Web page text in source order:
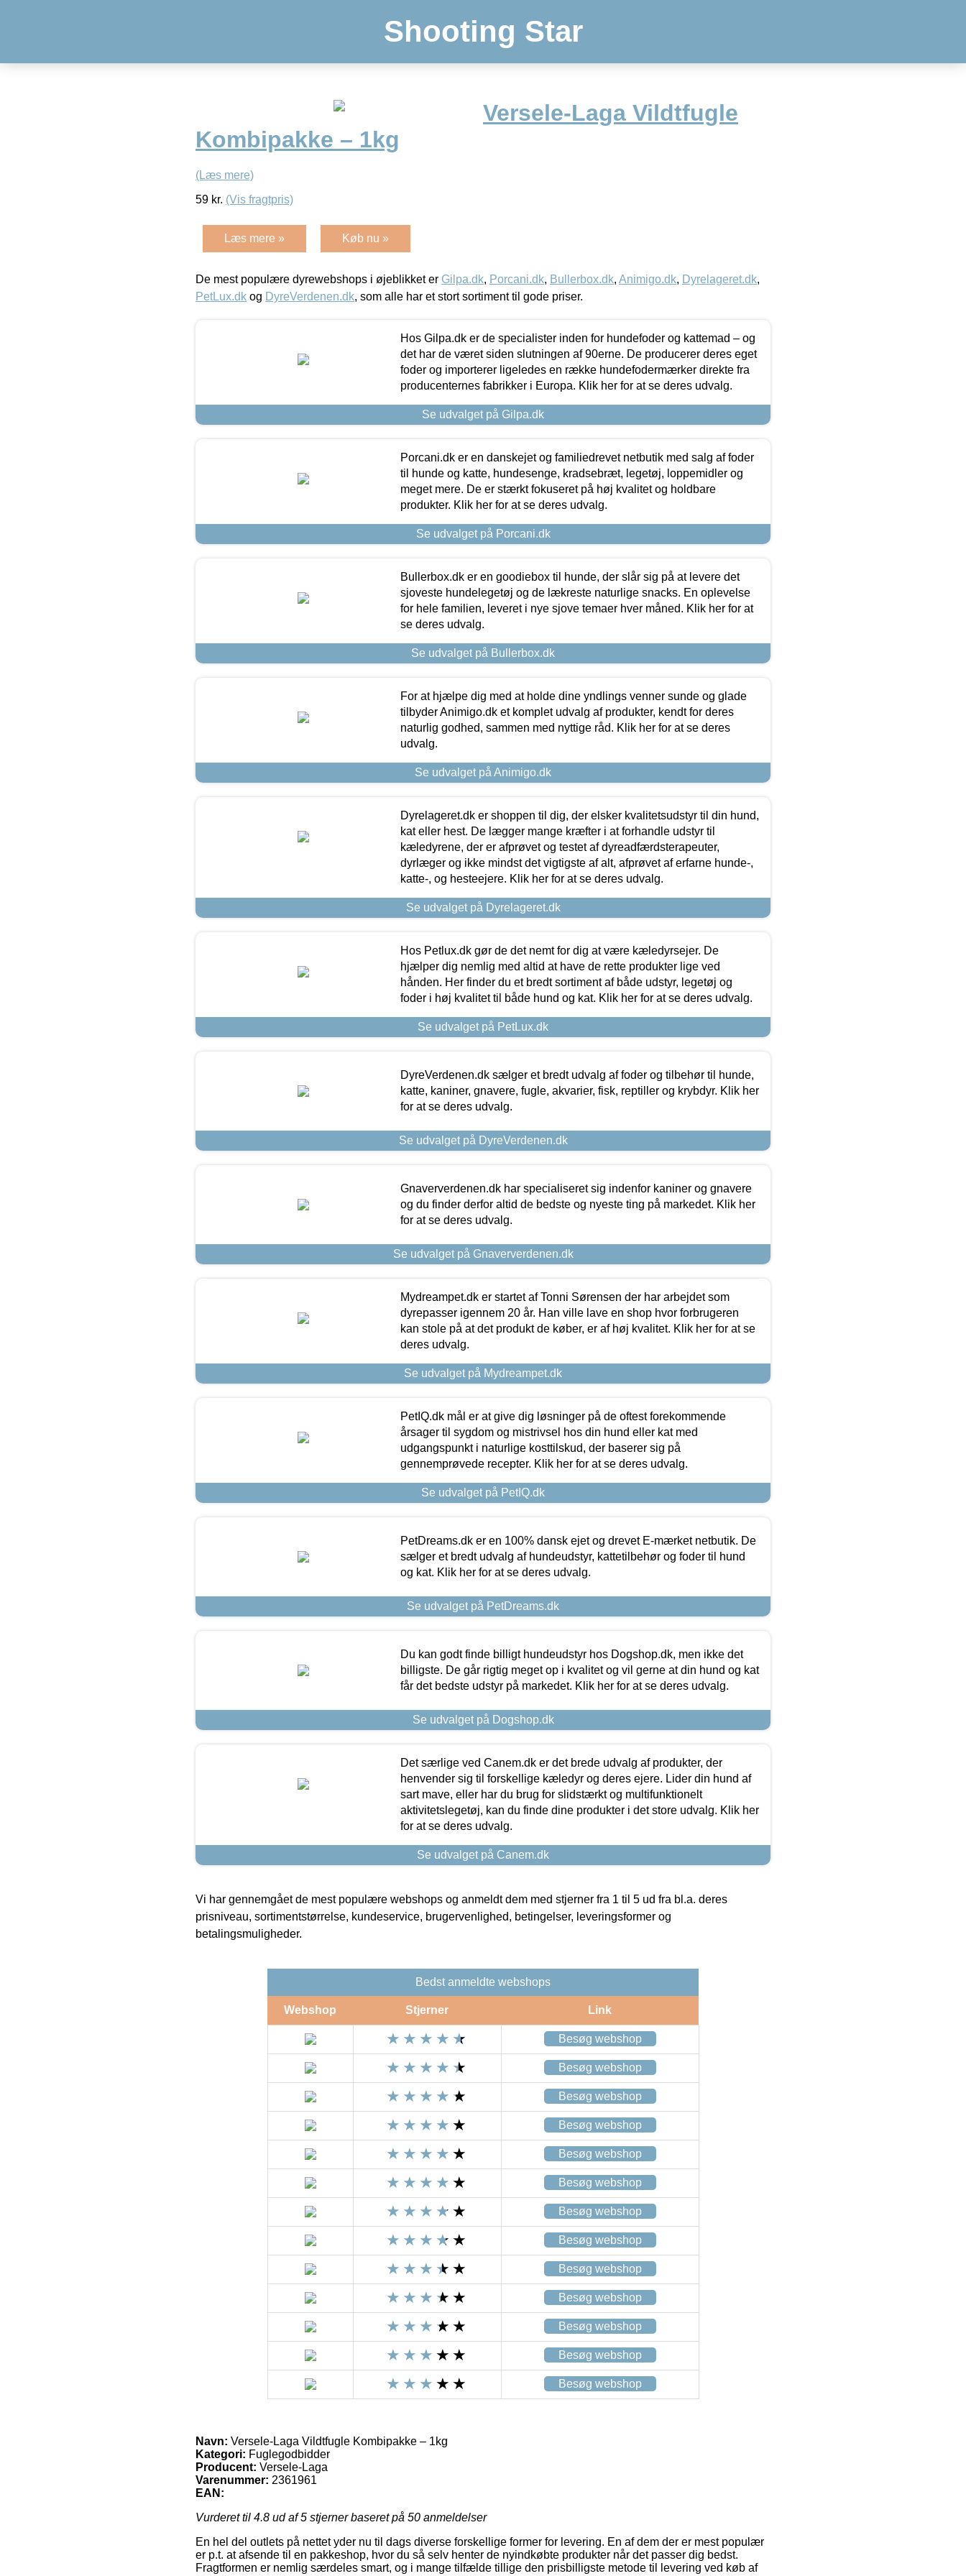
Shooting Star
Versele-Laga Vildtfugle
Kombipakke – 1kg
(Læs mere)
59 kr. (Vis fragtpris)
Læs mere » Køb nu »
De mest populære dyrewebshops i øjeblikket er Gilpa.dk, Porcani.dk, Bullerbox.dk, Animigo.dk, Dyrelageret.dk,
PetLux.dk og DyreVerdenen.dk, som alle har et stort sortiment til gode priser.
Hos Gilpa.dk er de specialister inden for hundefoder og kattemad – og
det har de været siden slutningen af 90erne. De producerer deres eget
foder og importerer ligeledes en række hundefodermærker direkte fra
producenternes fabrikker i Europa. Klik her for at se deres udvalg.
Se udvalget på Gilpa.dk
Porcani.dk er en danskejet og familiedrevet netbutik med salg af foder
til hunde og katte, hundesenge, kradsebræt, legetøj, loppemidler og
meget mere. De er stærkt fokuseret på høj kvalitet og holdbare
produkter. Klik her for at se deres udvalg.
Se udvalget på Porcani.dk
Bullerbox.dk er en goodiebox til hunde, der slår sig på at levere det
sjoveste hundelegetøj og de lækreste naturlige snacks. En oplevelse
for hele familien, leveret i nye sjove temaer hver måned. Klik her for at
se deres udvalg.
Se udvalget på Bullerbox.dk
For at hjælpe dig med at holde dine yndlings venner sunde og glade
tilbyder Animigo.dk et komplet udvalg af produkter, kendt for deres
naturlig godhed, sammen med nyttige råd. Klik her for at se deres
udvalg.
Se udvalget på Animigo.dk
Dyrelageret.dk er shoppen til dig, der elsker kvalitetsudstyr til din hund,
kat eller hest. De lægger mange kræfter i at forhandle udstyr til
kæledyrene, der er afprøvet og testet af dyreadfærdsterapeuter,
dyrlæger og ikke mindst det vigtigste af alt, afprøvet af erfarne hunde-,
katte-, og hesteejere. Klik her for at se deres udvalg.
Se udvalget på Dyrelageret.dk
Hos Petlux.dk gør de det nemt for dig at være kæledyrsejer. De
hjælper dig nemlig med altid at have de rette produkter lige ved
hånden. Her finder du et bredt sortiment af både udstyr, legetøj og
foder i høj kvalitet til både hund og kat. Klik her for at se deres udvalg.
Se udvalget på PetLux.dk
DyreVerdenen.dk sælger et bredt udvalg af foder og tilbehør til hunde,
katte, kaniner, gnavere, fugle, akvarier, fisk, reptiller og krybdyr. Klik her
for at se deres udvalg.
Se udvalget på DyreVerdenen.dk
Gnaververdenen.dk har specialiseret sig indenfor kaniner og gnavere
og du finder derfor altid de bedste og nyeste ting på markedet. Klik her
for at se deres udvalg.
Se udvalget på Gnaververdenen.dk
Mydreampet.dk er startet af Tonni Sørensen der har arbejdet som
dyrepasser igennem 20 år. Han ville lave en shop hvor forbrugeren
kan stole på at det produkt de køber, er af høj kvalitet. Klik her for at se
deres udvalg.
Se udvalget på Mydreampet.dk
PetIQ.dk mål er at give dig løsninger på de oftest forekommende
årsager til sygdom og mistrivsel hos din hund eller kat med
udgangspunkt i naturlige kosttilskud, der baserer sig på
gennemprøvede recepter. Klik her for at se deres udvalg.
Se udvalget på PetIQ.dk
PetDreams.dk er en 100% dansk ejet og drevet E-mærket netbutik. De
sælger et bredt udvalg af hundeudstyr, kattetilbehør og foder til hund
og kat. Klik her for at se deres udvalg.
Se udvalget på PetDreams.dk
Du kan godt finde billigt hundeudstyr hos Dogshop.dk, men ikke det
billigste. De går rigtig meget op i kvalitet og vil gerne at din hund og kat
får det bedste udstyr på markedet. Klik her for at se deres udvalg.
Se udvalget på Dogshop.dk
Det særlige ved Canem.dk er det brede udvalg af produkter, der
henvender sig til forskellige kæledyr og deres ejere. Lider din hund af
sart mave, eller har du brug for slidstærkt og multifunktionelt
aktivitetslegetøj, kan du finde dine produkter i det store udvalg. Klik her
for at se deres udvalg.
Se udvalget på Canem.dk
Vi har gennemgået de mest populære webshops og anmeldt dem med stjerner fra 1 til 5 ud fra bl.a. deres
prisniveau, sortimentstørrelse, kundeservice, brugervenlighed, betingelser, leveringsformer og
betalingsmuligheder.
Bedst anmeldte webshops
Webshop Stjerner Link
Besøg webshop
Besøg webshop
Besøg webshop
Besøg webshop
Besøg webshop
Besøg webshop
Besøg webshop
Besøg webshop
Besøg webshop
Besøg webshop
Besøg webshop
Besøg webshop
Besøg webshop
Navn: Versele-Laga Vildtfugle Kombipakke – 1kg
Kategori: Fuglegodbidder
Producent: Versele-Laga
Varenummer: 2361961
EAN:
Vurderet til 4.8 ud af 5 stjerner baseret på 50 anmeldelser
En hel del outlets på nettet yder nu til dags diverse forskellige former for levering. En af dem der er mest populær
er p.t. at afsende til en pakkeshop, hvor du så selv henter de nyindkøbte produkter når det passer dig bedst.
Fragtformen er nemlig særdeles smart, og i mange tilfælde tillige den prisbilligste metode til levering ved køb af